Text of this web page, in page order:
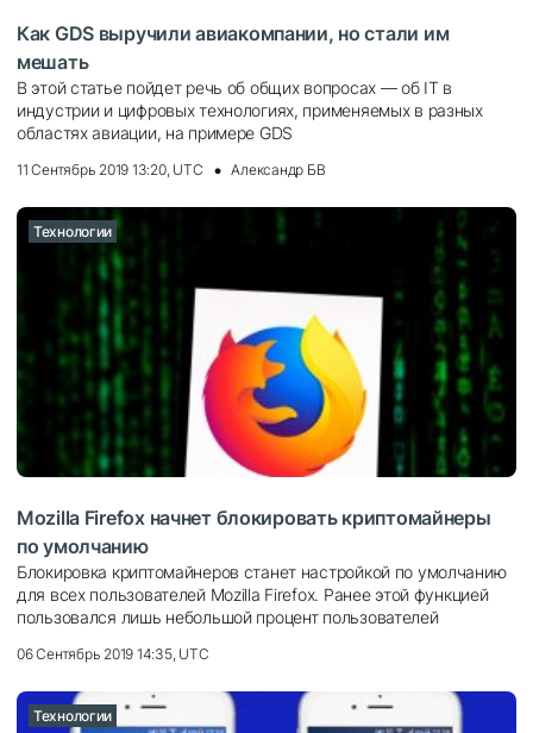
Как GDS выручили авиакомпании, но стали им
мешать
В этой статье пойдет речь об общих вопросах — об IT в
индустрии и цифровых технологиях, применяемых в разных
областях авиации, на примере GDS
11 Сентябрь 2019 13:20, UTC Александр БВ
Технологии
Mozilla Firefox начнет блокировать криптомайнеры
по умолчанию
Блокировка криптомайнеров станет настройкой по умолчанию
для всех пользователей Mozilla Firefox. Ранее этой функцией
пользовался лишь небольшой процент пользователей
06 Сентябрь 2019 14:35, UTC
Технологии